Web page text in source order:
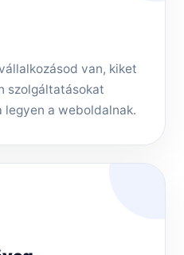
van, kiket
szolgáltatásokat
legyen a weboldalnak.